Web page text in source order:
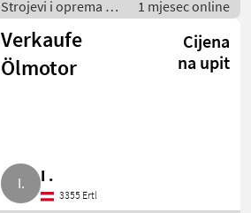
Strojevi i oprema za
travu i baliranje /
Brdski strojevi
1 mjesec online
Verkaufe
Ölmotor
Cijena
na upit
I .
3355 Ertl